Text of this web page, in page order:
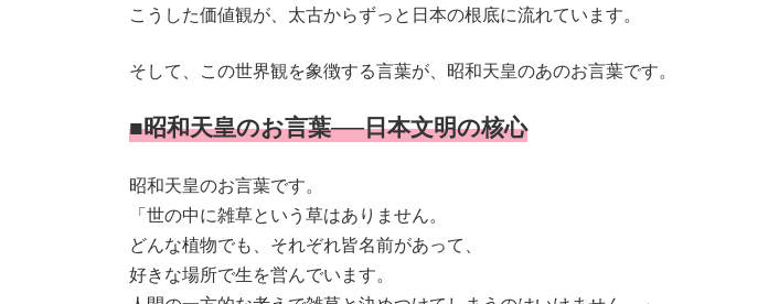
こうした価値観が、太古からずっと日本の根底に流れています。
そして、この世界観を象徴する言葉が、昭和天皇のあのお言葉です。
■昭和天皇のお言葉──日本文明の核心
昭和天皇のお言葉です。
「世の中に雑草という草はありません。
どんな植物でも、それぞれ皆名前があって、
好きな場所で生を営んでいます。